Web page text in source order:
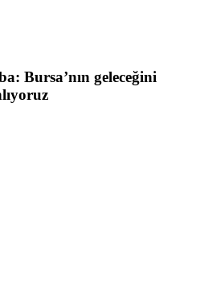
Bursa’nın geleceğini